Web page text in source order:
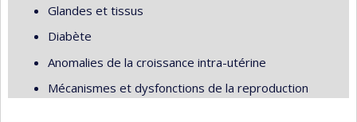
Glandes et tissus
Diabète
Anomalies de la croissance intra-utérine
Mécanismes et dysfonctions de la reproduction